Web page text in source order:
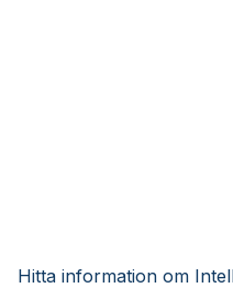
Hitta information om